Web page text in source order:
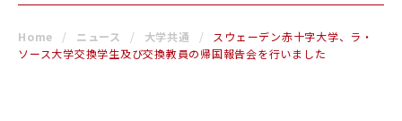
Home ニュース 大学共通
スウェーデン赤十字大学、ラ・
ソース大学交換学生及び交換教員の帰国報告会を行いました